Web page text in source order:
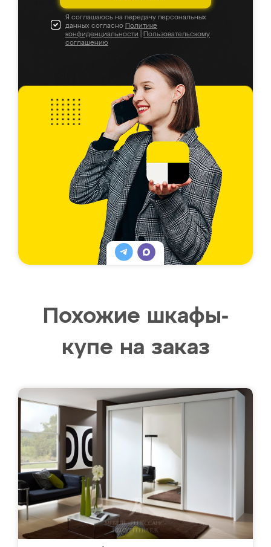
Я соглашаюсь на передачу персональных
данных согласно Политике
конфиденциальности
Пользовательскому
соглашению
Похожие шкафы-
купе на заказ